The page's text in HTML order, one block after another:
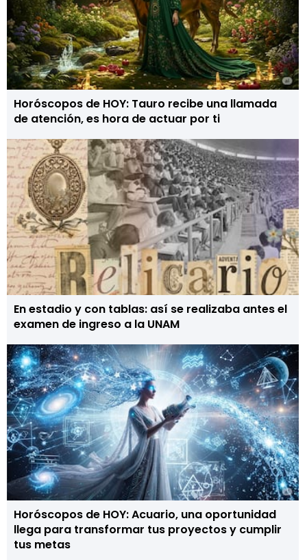
Horóscopos de HOY: Tauro recibe una llamada
de atención, es hora de actuar por ti
En estadio y con tablas: así se realizaba antes el
examen de ingreso a la UNAM
Horóscopos de HOY: Acuario, una oportunidad
llega para transformar tus proyectos y cumplir
tus metas